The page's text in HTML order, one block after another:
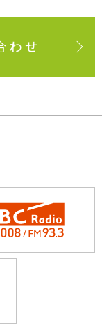
わせ